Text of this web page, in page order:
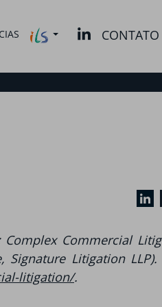
CONTATO
Commercial
Litigation
litigation/.